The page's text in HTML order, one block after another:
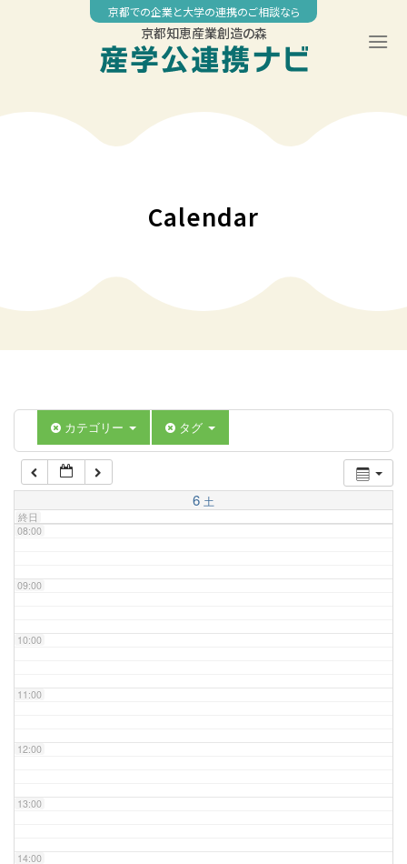
京都での企業と大学の連携のご相談なら
京都知恵産業創造の森
Calendar
カテゴリー タグ
6 土
終日
04:00
07:00
08:00
09:00
10:00
11:00
12:00
13:00
14:00